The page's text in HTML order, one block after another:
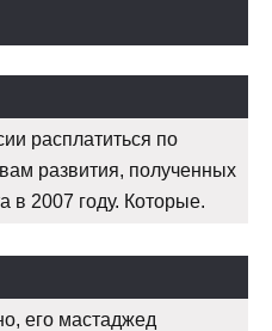
расплатиться по
развития, полученных
в 2007 году. Которые.
его мастаджед